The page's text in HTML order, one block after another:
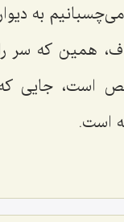
به
همین که سر را
است، جایی
است.